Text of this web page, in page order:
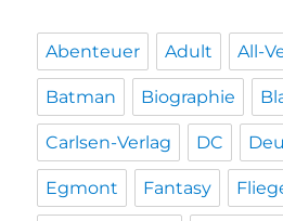
Abenteuer Adult All-
Batman Biographie
Carlsen-Verlag DC
Egmont Fantasy